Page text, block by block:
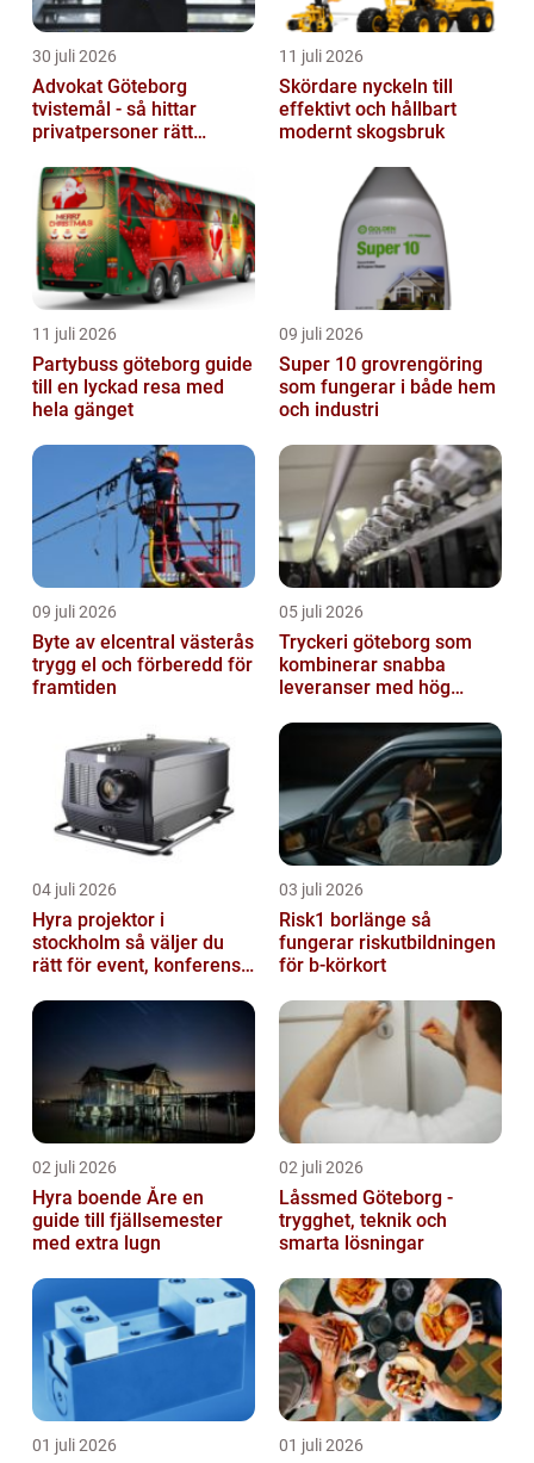
30 juli 2026
Advokat Göteborg
tvistemål - så hittar
privatpersoner rätt
11 juli 2026
Skördare nyckeln till
effektivt och hållbart
modernt skogsbruk
11 juli 2026
Partybuss göteborg guide
till en lyckad resa med
hela gänget
09 juli 2026
Super 10 grovrengöring
som fungerar i både hem
och industri
09 juli 2026
Byte av elcentral västerås
trygg el och förberedd för
framtiden
05 juli 2026
Tryckeri göteborg som
kombinerar snabba
leveranser med hög
04 juli 2026
Hyra projektor i
stockholm så väljer du
rätt för event, konferens
03 juli 2026
Risk1 borlänge så
fungerar riskutbildningen
för b-körkort
02 juli 2026
Hyra boende Åre en
guide till fjällsemester
med extra lugn
02 juli 2026
Låssmed Göteborg -
trygghet, teknik och
smarta lösningar
01 juli 2026 01 juli 2026